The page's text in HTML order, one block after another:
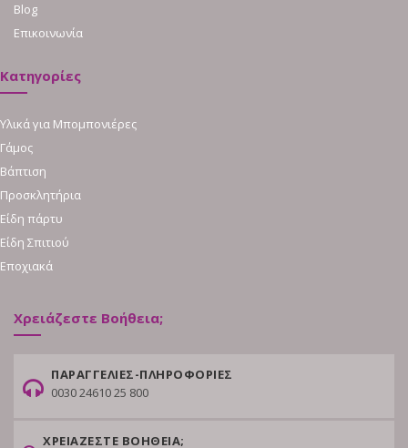
Blog
Επικοινωνία
Κατηγορίες
Υλικά για Μπομπονιέρες
Γάμος
Βάπτιση
Προσκλητήρια
Είδη πάρτυ
Είδη Σπιτιού
Εποχιακά
Χρειάζεστε Βοήθεια;
ΠΑΡΑΓΓΕΛΙΕΣ-ΠΛΗΡΟΦΟΡΙΕΣ
0030 24610 25 800
ΧΡΕΙΑΖΕΣΤΕ ΒΟΗΘΕΙΑ;